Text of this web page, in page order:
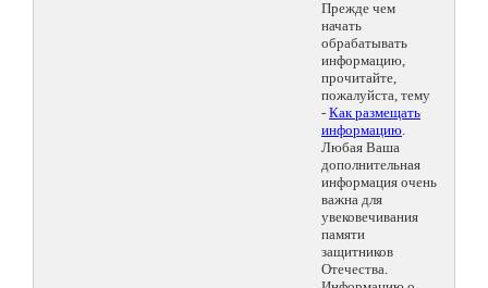
Прежде чем
начать
обрабатывать
информацию,
прочитайте,
пожалуйста, тему
- Как размещать
информацию.
Любая Ваша
дополнительная
информация очень
важна для
увековечивания
памяти
защитников
Отечества.